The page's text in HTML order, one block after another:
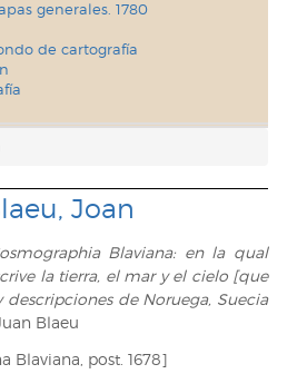
generales. 1780
de cartografía
Joan
Blaviana: en la qual
la tierra, el mar y el cielo [que
descripciones de Noruega, Suecia
Blaeu
Blaviana, post. 1678]